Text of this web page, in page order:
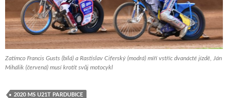
Zatímco Francis Gusts (bílá) a Rastislav Ciferský (modrá) míří vstříc dvanácté jízdě, Ján
Mihálik (červená) musí krotit svůj motocykl
2020 MS U21T PARDUBICE